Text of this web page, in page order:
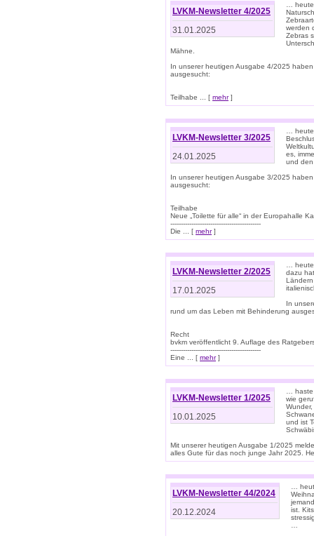
LVKM-Newsletter 4/2025
31.01.2025
…
werden
Zebras
Mähne.
In unserer heutigen Ausgabe 4/2025
ausgesucht:
Teilhabe ... [ mehr]
LVKM-Newsletter 3/2025
24.01.2025
…
es,
und
In unserer heutigen Ausgabe 3/2025
ausgesucht:
Teilhabe
Neue „Toilette für alle“ in der Europahalle
-------------------------------------------
Die ... [ mehr]
LVKM-Newsletter 2/2025
17.01.2025
…
dazu
In
rund um das Leben mit Behinderung
Recht
bvkm veröffentlicht 9. Auflage des
-------------------------------------------
Eine ... [ mehr]
LVKM-Newsletter 1/2025
10.01.2025
…
wie
und ist
Mit unserer heutigen Ausgabe 1/2025
alles Gute für das noch junge Jahr 2025.
LVKM-Newsletter 44/2024
20.12.2024
…
ist.